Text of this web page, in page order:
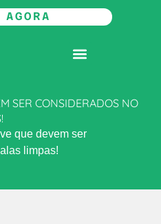
SER CONSIDERADOS NO
que devem ser
limpas!